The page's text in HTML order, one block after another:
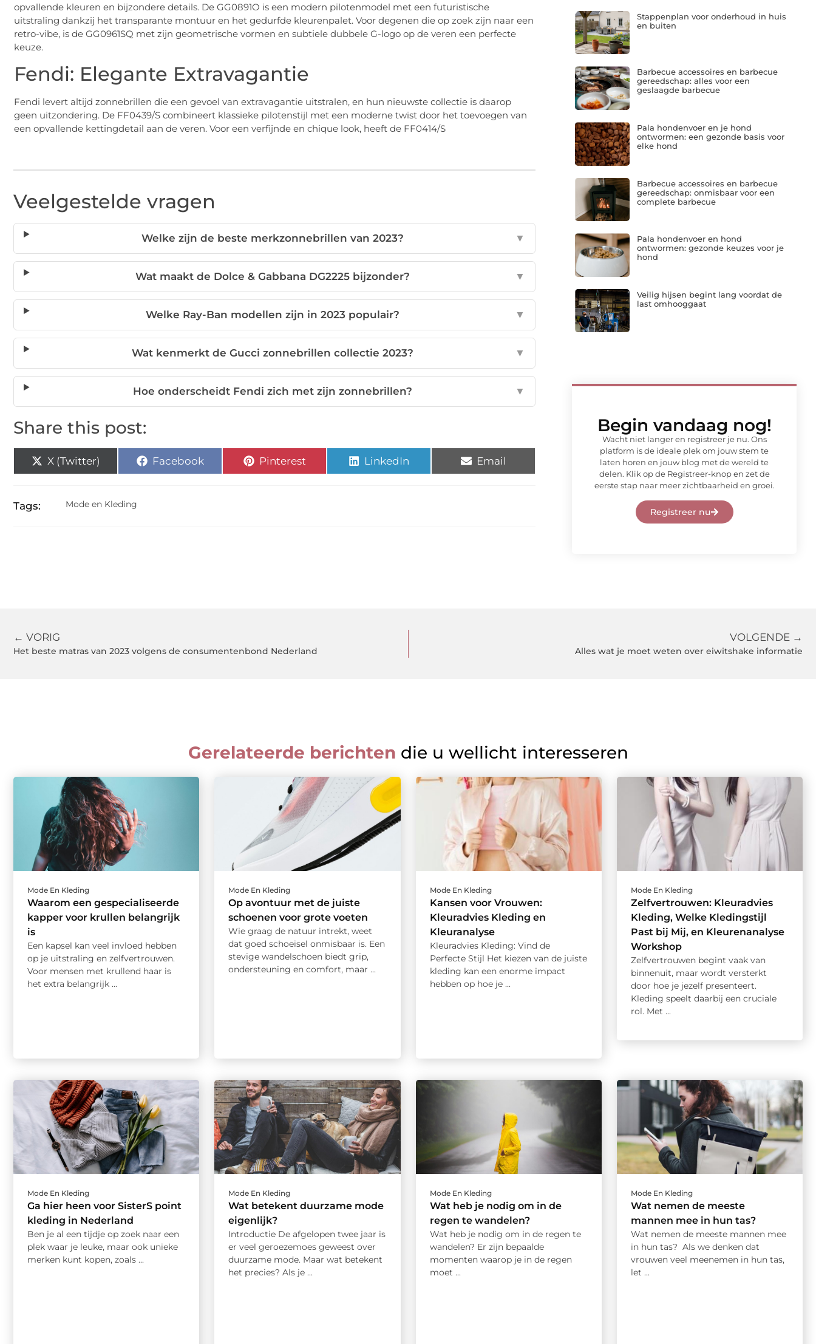
opvallende kleuren en bijzondere details. De GG0891O is een modern pilotenmodel met een futuristische
uitstraling dankzij het transparante montuur en het gedurfde kleurenpalet. Voor degenen die op zoek zijn naar een
retro-vibe, is de GG0961SQ met zijn geometrische vormen en subtiele dubbele G-logo op de veren een perfecte
keuze.
Fendi: Elegante Extravagantie
Fendi levert altijd zonnebrillen die een gevoel van extravagantie uitstralen, en hun nieuwste collectie is daarop
geen uitzondering. De FF0439/S combineert klassieke pilotenstijl met een moderne twist door het toevoegen van
een opvallende kettingdetail aan de veren. Voor een verfijnde en chique look, heeft de FF0414/S
Veelgestelde vragen
Welke zijn de beste merkzonnebrillen van 2023? ▼
Wat maakt de Dolce & Gabbana DG2225 bijzonder? ▼
Welke Ray-Ban modellen zijn in 2023 populair? ▼
Wat kenmerkt de Gucci zonnebrillen collectie 2023? ▼
Hoe onderscheidt Fendi zich met zijn zonnebrillen? ▼
Share this post:
X (Twitter) Facebook Pinterest LinkedIn Email
Tags: Mode en Kleding
Stappenplan voor onderhoud in huis
en buiten
Barbecue accessoires en barbecue
gereedschap: alles voor een
geslaagde barbecue
Pala hondenvoer en je hond
ontwormen: een gezonde basis voor
elke hond
Barbecue accessoires en barbecue
gereedschap: onmisbaar voor een
complete barbecue
Pala hondenvoer en hond
ontwormen: gezonde keuzes voor je
hond
Veilig hijsen begint lang voordat de
last omhooggaat
Begin vandaag nog!
Wacht niet langer en registreer je nu. Ons
platform is de ideale plek om jouw stem te
laten horen en jouw blog met de wereld te
delen. Klik op de Registreer-knop en zet de
eerste stap naar meer zichtbaarheid en groei.
Registreer nu
← VORIG
Het beste matras van 2023 volgens de consumentenbond Nederland
VOLGENDE →
Alles wat je moet weten over eiwitshake informatie
Gerelateerde berichten die u wellicht interesseren
Mode En Kleding
Waarom een gespecialiseerde
kapper voor krullen belangrijk
is
Een kapsel kan veel invloed hebben
op je uitstraling en zelfvertrouwen.
Voor mensen met krullend haar is
het extra belangrijk ...
Mode En Kleding
Op avontuur met de juiste
schoenen voor grote voeten
Wie graag de natuur intrekt, weet
dat goed schoeisel onmisbaar is. Een
stevige wandelschoen biedt grip,
ondersteuning en comfort, maar ...
Mode En Kleding
Kansen voor Vrouwen:
Kleuradvies Kleding en
Kleuranalyse
Kleuradvies Kleding: Vind de
Perfecte Stijl Het kiezen van de juiste
kleding kan een enorme impact
hebben op hoe je ...
Mode En Kleding
Zelfvertrouwen: Kleuradvies
Kleding, Welke Kledingstijl
Past bij Mij, en Kleurenanalyse
Workshop
Zelfvertrouwen begint vaak van
binnenuit, maar wordt versterkt
door hoe je jezelf presenteert.
Kleding speelt daarbij een cruciale
rol. Met ...
Mode En Kleding
Ga hier heen voor SisterS point
kleding in Nederland
Ben je al een tijdje op zoek naar een
plek waar je leuke, maar ook unieke
merken kunt kopen, zoals ...
Mode En Kleding
Wat betekent duurzame mode
eigenlijk?
Introductie De afgelopen twee jaar is
er veel geroezemoes geweest over
duurzame mode. Maar wat betekent
het precies? Als je ...
Mode En Kleding
Wat heb je nodig om in de
regen te wandelen?
Wat heb je nodig om in de regen te
wandelen? Er zijn bepaalde
momenten waarop je in de regen
moet ...
Mode En Kleding
Wat nemen de meeste
mannen mee in hun tas?
Wat nemen de meeste mannen mee
in hun tas? Als we denken dat
vrouwen veel meenemen in hun tas,
let ...